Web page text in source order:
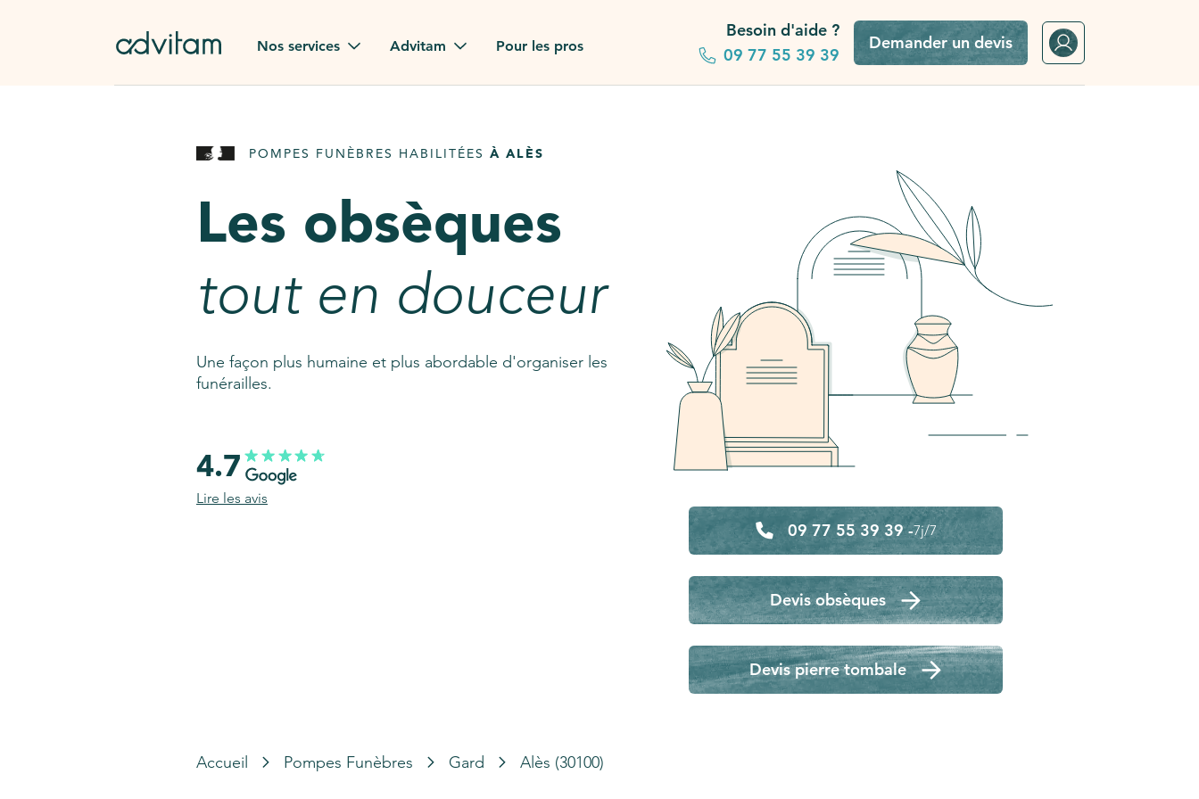
Nos services
Rapatriement à
Pierre tombale
AssistGPT
Nos services en plus
Advitam
Advitam dans la presse
Consultez notre FAQ
Pour les pros
Besoin d'aide ?
09 77 55 39 39
Demander un devis
POMPES FUNÈBRES HABILITÉES À ALÈS
Les obsèques
tout en douceur
Une façon plus humaine et plus abordable d'organiser les
funérailles.
09 77 55 39 39 -7j/7
Devis obsèques
Devis pierre tombale
4.7
Lire les avis
Accueil Pompes Funèbres Gard Alès (30100)